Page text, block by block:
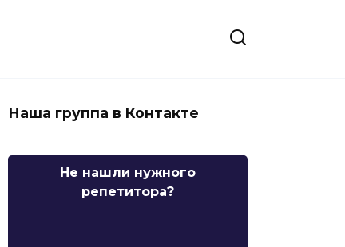
Наша группа в Контакте
Не нашли нужного
репетитора?